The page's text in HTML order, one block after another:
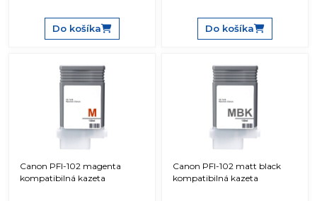
Do košíka Do košíka
Canon PFI-102 magenta
kompatibilná kazeta
Canon PFI-102 matt black
kompatibilná kazeta